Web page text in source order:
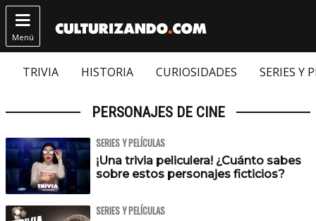

Menú
TRIVIA HISTORIA CURIOSIDADES SERIES Y
PERSONAJES DE CINE
SERIES Y PELÍCULAS
¡Una trivia peliculera! ¿Cuánto sabes
sobre estos personajes ficticios?
SERIES Y PELÍCULAS